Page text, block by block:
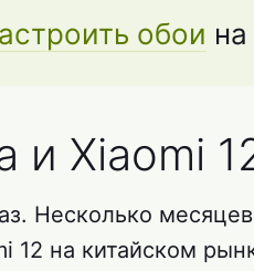
обои
и Xiaomi
Несколько
12 на китайском